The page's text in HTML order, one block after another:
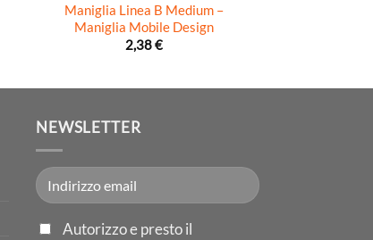
Maniglia Linea B Medium –
Maniglia Mobile Design
2,38€
NEWSLETTER
Autorizzo e presto il